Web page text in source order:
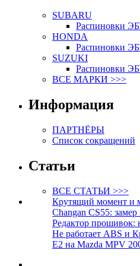
SUBARU
Распиновки
HONDA
Распиновки
SUZUKI
Распиновки
ВСЕ МАРКИ >>>
Информация
ПАРТНЁРЫ
Список сокращений
Статьи
ВСЕ СТАТЬИ >>>
Крутящий момент и
Changan CS55: замер
Редактор прошивок:
Не работает ABS и
E2 на Mazda MPV